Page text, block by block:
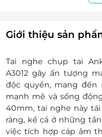
Giới thiệu sản
Tai nghe chụp tai
A3012 gây ấn tượng
độc quyền, mang
mạnh mẽ và sống
40mm, tai nghe này
ràng, kể cả ở những
việc tích hợp cáp âm